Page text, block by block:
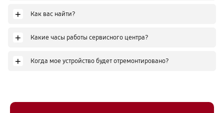
+ Как вас найти?
+ Какие часы работы сервисного центра?
+ Когда мое устройство будет отремонтировано?